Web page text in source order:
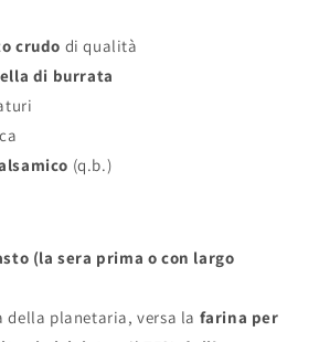
crudo di qualità
di burrata
(q.b.)
(la sera prima o con largo
della planetaria, versa la farina per